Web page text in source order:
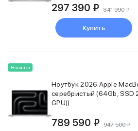
Беспроводные
Наушники с
Накладные
Баннер ПВЗ
Баннер гарантия
Популярные бренды
297 390 ₽ 341 990 ₽
Купить
Новинка
Ноутбук 2026 Apple
серебристый (64Gb,
GPU))
789 590 ₽ 947 500 ₽